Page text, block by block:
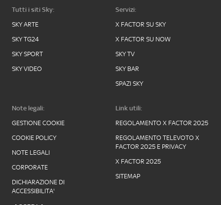
Tutti i siti Sky:
SKY ARTE
SKY TG24
SKY SPORT
SKY VIDEO
Servizi:
X FACTOR SU SKY
X FACTOR SU NOW
SKY TV
SKY BAR
SPAZI SKY
Note legali:
GESTIONE COOKIE
COOKIE POLICY
NOTE LEGALI
CORPORATE
DICHIARAZIONE DI
ACCESSIBILITA'
Link utili:
REGOLAMENTO X FACTOR 2025
REGOLAMENTO TELEVOTO X
FACTOR 2025 E PRIVACY
X FACTOR 2025
SITEMAP